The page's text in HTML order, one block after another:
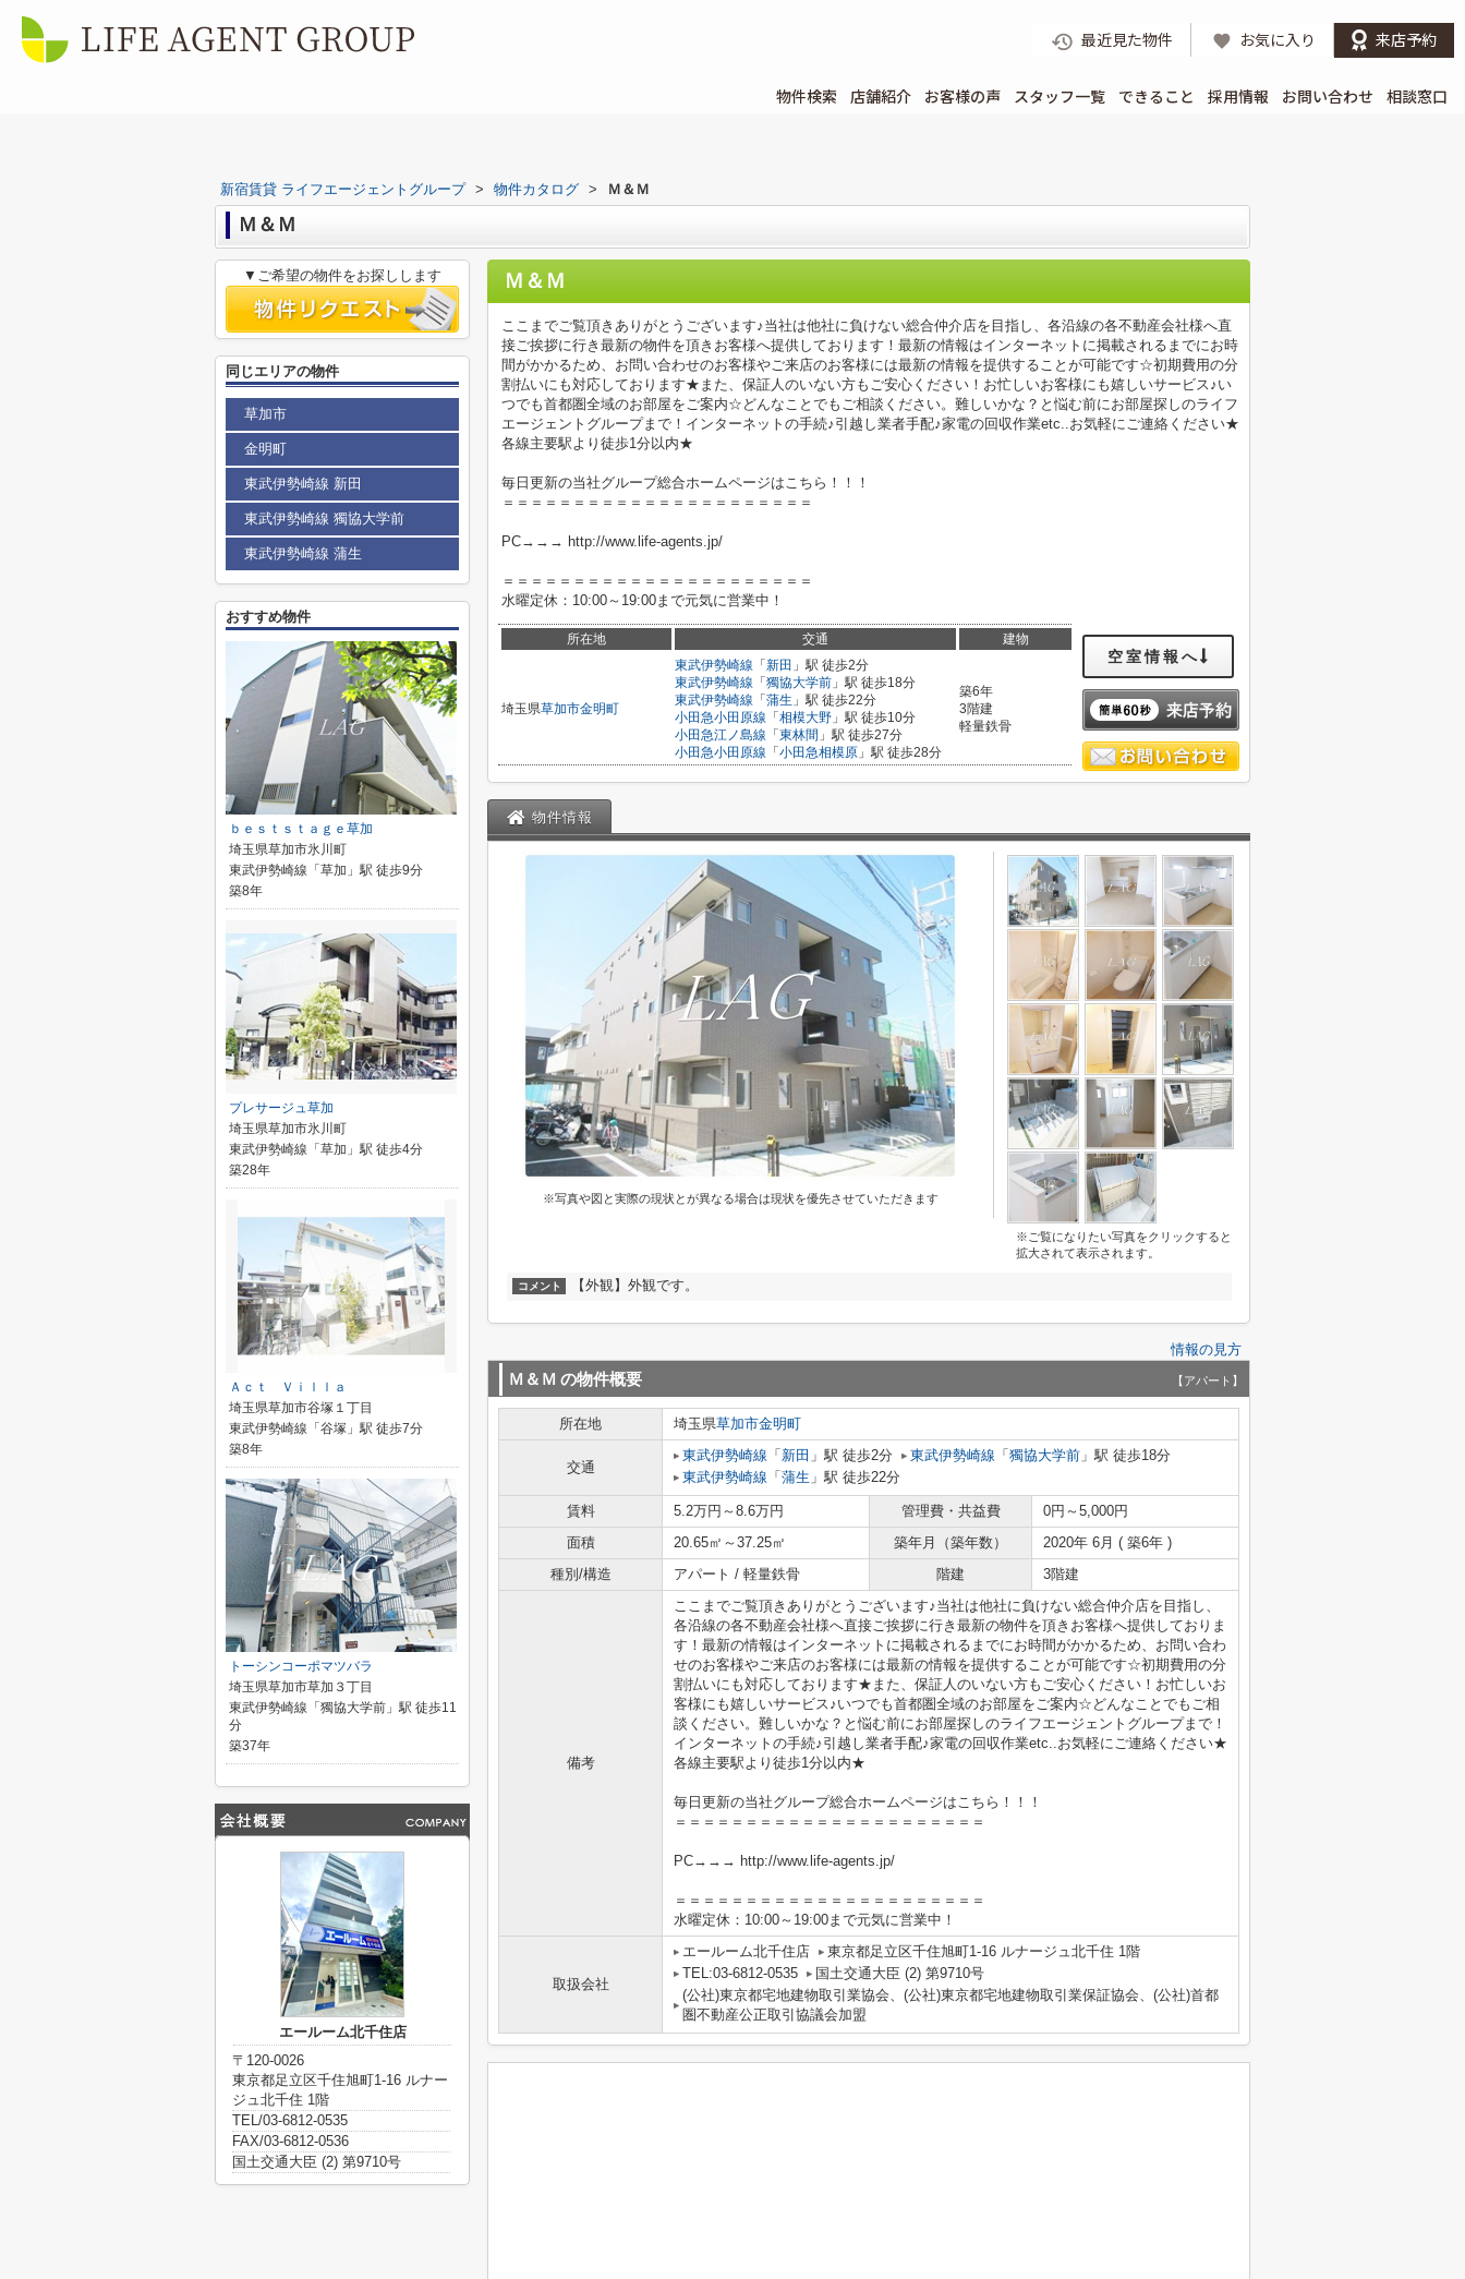
最近見た物件 お気に入り 来店予約
物件検索 店舗紹介 お客様の声 スタッフ一覧 できること 採用情報 お問い合わせ 相談窓口
新宿賃貸 ライフエージェントグループ > 物件カタログ > Ｍ＆Ｍ
Ｍ＆Ｍ
Ｍ＆Ｍ
ここまでご覧頂きありがとうございます♪当社は他社に負けない総合仲介店を目指し、各沿線の各不動産会社様へ直
接ご挨拶に行き最新の物件を頂きお客様へ提供しております！最新の情報はインターネットに掲載されるまでにお時
間がかかるため、お問い合わせのお客様やご来店のお客様には最新の情報を提供することが可能です☆初期費用の分
割払いにも対応しております★また、保証人のいない方もご安心ください！お忙しいお客様にも嬉しいサービス♪い
つでも首都圏全域のお部屋をご案内☆どんなことでもご相談ください。難しいかな？と悩む前にお部屋探しのライフ
エージェントグループまで！インターネットの手続♪引越し業者手配♪家電の回収作業etc..お気軽にご連絡ください★
各線主要駅より徒歩1分以内★
毎日更新の当社グループ総合ホームページはこちら！！！
＝＝＝＝＝＝＝＝＝＝＝＝＝＝＝＝＝＝＝＝＝＝
PC→→→ http://www.life-agents.jp/
＝＝＝＝＝＝＝＝＝＝＝＝＝＝＝＝＝＝＝＝＝＝
水曜定休：10:00～19:00まで元気に営業中！
所在地 交通 建物
埼玉県草加市金明町
東武伊勢崎線 「 新田 」駅 徒歩2分
東武伊勢崎線 「 獨協大学前 」駅 徒歩18分
東武伊勢崎線 「 蒲生 」駅 徒歩22分
小田急小田原線 「 相模大野 」駅 徒歩10分
小田急江ノ島線 「 東林間 」駅 徒歩27分
小田急小田原線 「 小田急相模原 」駅 徒歩28分
築6年
3階建
軽量鉄骨
空室情報へ
物件情報
※写真や図と実際の現状とが異なる場合は現状を優先させていただきます
※ご覧になりたい写真をクリックすると
拡大されて表示されます。
コメント 【外観】外観です。
情報の見方
Ｍ＆Ｍ の物件概要 【アパート】
所在地 埼玉県草加市金明町
交通
東武伊勢崎線 「 新田 」駅 徒歩2分 東武伊勢崎線 「 獨協大学前 」駅 徒歩18分
東武伊勢崎線 「 蒲生 」駅 徒歩22分
賃料 5.2万円～8.6万円 管理費・共益費
0円～5,000円
面積
20.65㎡～37.25㎡ 築年月（築年数）
2020年 6月 ( 築6年 )
種別/構造
アパート / 軽量鉄骨 階建 3階建
備考
ここまでご覧頂きありがとうございます♪当社は他社に負けない総合仲介店を目指し、
各沿線の各不動産会社様へ直接ご挨拶に行き最新の物件を頂きお客様へ提供しておりま
す！最新の情報はインターネットに掲載されるまでにお時間がかかるため、お問い合わ
せのお客様やご来店のお客様には最新の情報を提供することが可能です☆初期費用の分
割払いにも対応しております★また、保証人のいない方もご安心ください！お忙しいお
客様にも嬉しいサービス♪いつでも首都圏全域のお部屋をご案内☆どんなことでもご相
談ください。難しいかな？と悩む前にお部屋探しのライフエージェントグループまで！
インターネットの手続♪引越し業者手配♪家電の回収作業etc..お気軽にご連絡ください★
各線主要駅より徒歩1分以内★
毎日更新の当社グループ総合ホームページはこちら！！！
＝＝＝＝＝＝＝＝＝＝＝＝＝＝＝＝＝＝＝＝＝＝
PC→→→ http://www.life-agents.jp/
＝＝＝＝＝＝＝＝＝＝＝＝＝＝＝＝＝＝＝＝＝＝
水曜定休：10:00～19:00まで元気に営業中！
取扱会社
エールーム北千住店
東京都足立区千住旭町1-16 ルナージュ北千住 1階
TEL:03-6812-0535
国土交通大臣 (2) 第9710号
(公社)東京都宅地建物取引業協会、(公社)東京都宅地建物取引業保証協会、(公社)首都
圏不動産公正取引協議会加盟
▼ご希望の物件をお探しします
同じエリアの物件
草加市
金明町
東武伊勢崎線 新田
東武伊勢崎線 獨協大学前
東武伊勢崎線 蒲生
おすすめ物件
ｂｅｓｔｓｔａｇｅ草加
埼玉県草加市氷川町
東武伊勢崎線「草加」駅 徒歩9分
築8年
プレサージュ草加
埼玉県草加市氷川町
東武伊勢崎線「草加」駅 徒歩4分
築28年
Ａｃｔ Ｖｉｌｌａ
埼玉県草加市谷塚１丁目
東武伊勢崎線「谷塚」駅 徒歩7分
築8年
トーシンコーポマツバラ
埼玉県草加市草加３丁目
東武伊勢崎線「獨協大学前」駅 徒歩11
分
築37年
エールーム北千住店
〒120-0026
東京都足立区千住旭町1-16 ルナー
ジュ北千住 1階
TEL/03-6812-0535
FAX/03-6812-0536
国土交通大臣 (2) 第9710号